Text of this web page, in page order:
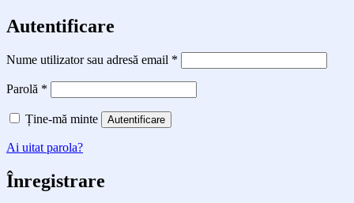
Autentificare
Nume utilizator sau adresă email *
Parolă *
Ține-mă minte Autentificare
Ai uitat parola?
Înregistrare